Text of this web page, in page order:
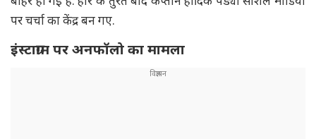
पर चर्चा का केंद्र बन गए.
इंस्टाग्राम पर अनफॉलो का मामला